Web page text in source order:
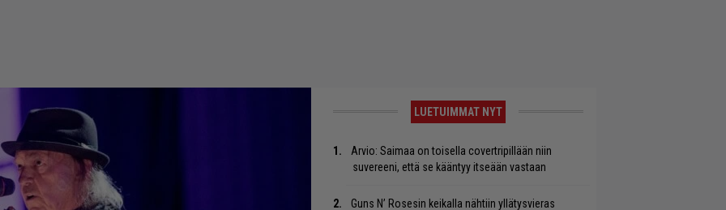
LUETUIMMAT NYT
Arvio: Saimaa on toisella covertripillään niin
suvereeni, että se kääntyy itseään vastaan
Guns N’ Rosesin keikalla nähtiin yllätysvieras